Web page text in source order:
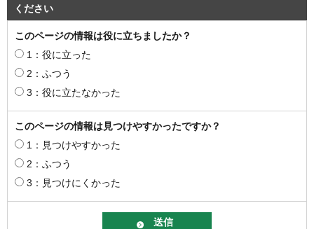
ください
このページの情報は役に立ちましたか？
1：役に立った
2：ふつう
3：役に立たなかった
このページの情報は見つけやすかったですか？
1：見つけやすかった
2：ふつう
3：見つけにくかった